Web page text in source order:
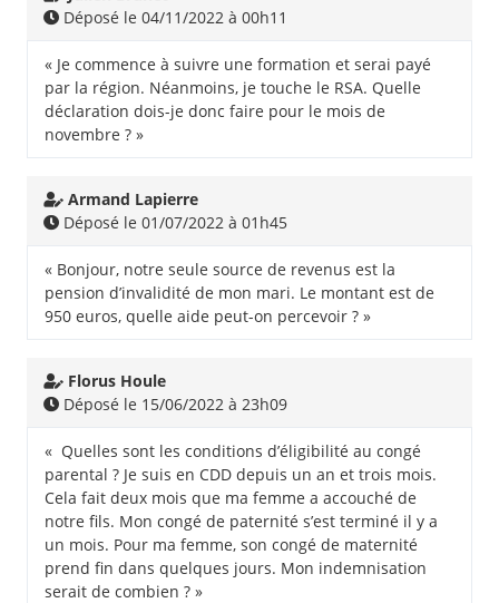
Déposé le 04/11/2022 à 00h11
« Je commence à suivre une formation et serai payé
par la région. Néanmoins, je touche le RSA. Quelle
déclaration dois-je donc faire pour le mois de
novembre ? »
Armand Lapierre
Déposé le 01/07/2022 à 01h45
« Bonjour, notre seule source de revenus est la
pension d’invalidité de mon mari. Le montant est de
950 euros, quelle aide peut-on percevoir ? »
Florus Houle
Déposé le 15/06/2022 à 23h09
« Quelles sont les conditions d’éligibilité au congé
parental ? Je suis en CDD depuis un an et trois mois.
Cela fait deux mois que ma femme a accouché de
notre fils. Mon congé de paternité s’est terminé il y a
un mois. Pour ma femme, son congé de maternité
prend fin dans quelques jours. Mon indemnisation
serait de combien ? »